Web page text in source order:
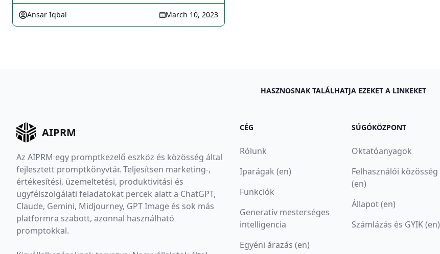
Ansar Iqbal March 10, 2023
HASZNOSNAK TALÁLHATJA EZEKET A LINKEKET
AIPRM
Az AIPRM egy promptkezelő eszköz és közösség által
fejlesztett promptkönyvtár. Teljesítsen marketing-,
értékesítési, üzemeltetési, produktivitási és
ügyfélszolgálati feladatokat percek alatt a ChatGPT,
Claude, Gemini, Midjourney, GPT Image és sok más
platformra szabott, azonnal használható
promptokkal.
CÉG
Rólunk
Iparágak (en)
Funkciók
Generatív mesterséges
intelligencia
Egyéni árazás (en)
SÚGÓKÖZPONT
Oktatóanyagok
Felhasználói közösség
(en)
Állapot (en)
Számlázás és GYIK (en)